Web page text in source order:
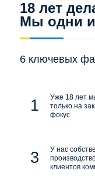
18 лет
Мы одни
6 ключевых
Уже 18 лет
только на
фокус
У нас
клиентов